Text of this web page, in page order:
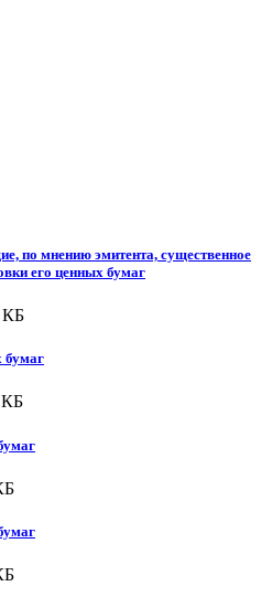
по мнению эмитента, существенное
его ценных бумаг
КБ
бумаг
КБ